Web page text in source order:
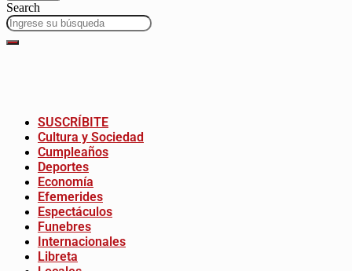
Search
SUSCRÍBITE
Cultura y Sociedad
Cumpleaños
Deportes
Economía
Efemerides
Espectáculos
Funebres
Internacionales
Libreta